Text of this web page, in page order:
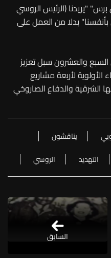
"يريدنا (الرئيس الروسي
بدلا من العمل على
والعشرون سبل تعزيز
لأربعة مشاريع
الشرقية والدفاع الصاروخي
يناقشون
التهديد الروسي
السابق